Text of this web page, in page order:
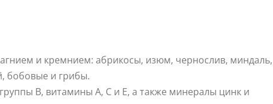
и кремнием: абрикосы, изюм, чернослив, миндаль,
бобовые и грибы.
В, витамины А, С и Е, а также минералы цинк и